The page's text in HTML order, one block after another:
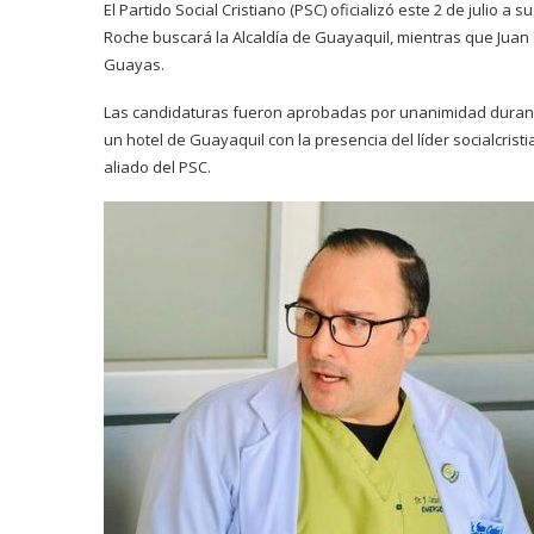
El Partido Social Cristiano (PSC) oficializó este 2 de julio a
Roche buscará la Alcaldía de Guayaquil, mientras que
Guayas.
Las candidaturas fueron aprobadas por unanimidad
un hotel de Guayaquil con la presencia del líder
aliado del PSC.